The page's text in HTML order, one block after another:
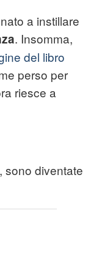
a instillare
. Insomma,
del libro
perso per
riesce a
sono diventate